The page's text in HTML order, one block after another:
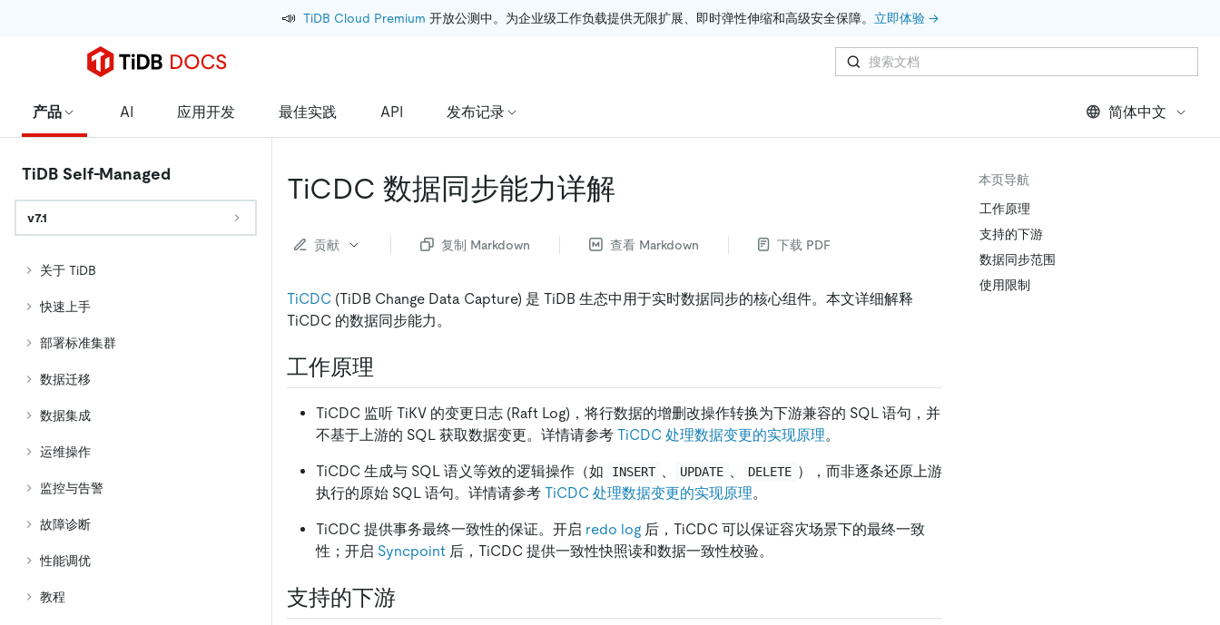
📣 TiDB Cloud Premium 开放公测中。为企业级工作负载提供无限扩展、即时弹性伸缩和高级安全保障。 立即体验 →
产品 AI 应用开发 最佳实践 API 发布记录 简体中文
TiDB Self-Managed
v7.1
关于 TiDB
快速上手
部署标准集群
数据迁移
数据集成
运维操作
监控与告警
故障诊断
性能调优
教程
TiCDC 数据同步能力详解
贡献 复制 Markdown 查看 Markdown 下载 PDF
TiCDC (TiDB Change Data Capture) 是 TiDB 生态中用于​​实时数据同步​​的核心组件。本文详细解释
TiCDC 的数据同步能力。
工作原理​
TiCDC 监听 TiKV 的变更日志 (Raft Log)，将行数据的增删改操作转换为下游兼容的 SQL 语句，并
不基于上游的 SQL 获取数据变更。详情请参考 TiCDC 处理数据变更的实现原理。
TiCDC 生成与 SQL 语义等效的逻辑操作（如 INSERT UPDATE DELETE ），而非逐条还原上游
执行的原始 SQL 语句。详情请参考 TiCDC 处理数据变更的实现原理。
TiCDC 提供事务最终一致性的保证。开启 redo log 后，TiCDC 可以保证容灾场景下的最终一致
性；开启 Syncpoint 后，TiCDC 提供一致性快照读和数据一致性校验。
支持的下游
本页导航
工作原理​
支持的下游
数据同步范围
使用限制